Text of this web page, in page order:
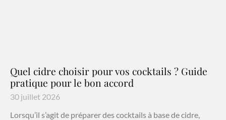
Quel cidre choisir pour vos cocktails ? Guide
pratique pour le bon accord
30 juillet 2026
Lorsqu’il s’agit de préparer des cocktails à base de cidre,